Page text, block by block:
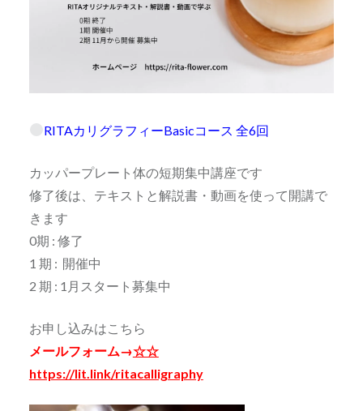
RITAカリグラフィーBasicコース 全6回
カッパープレート体の短期集中講座です
修了後は、テキストと解説書・動画を使って開講で
きます
0期 : 修了
1 期 : 開催中
2 期 : 1月スタート募集中
お申し込みはこちら
メールフォーム→☆☆
https://lit.link/ritacalligraphy